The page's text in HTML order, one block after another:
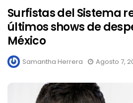
Surfistas del Sistema
últimos shows de
México
Samantha Herrera Agosto 7,